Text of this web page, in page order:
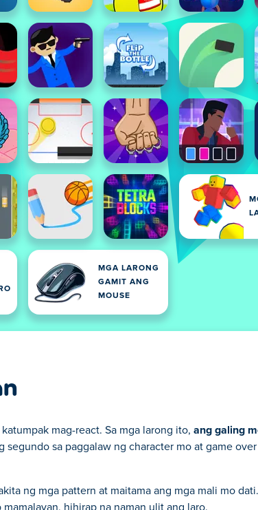
MGA LARONG
GAMIT ANG
MOUSE
mag-react. Sa mga larong ito, ang galing
segundo sa paggalaw ng character mo at game
ng mga pattern at maitama ang mga mali mo
hihirap na naman ulit ang laro.